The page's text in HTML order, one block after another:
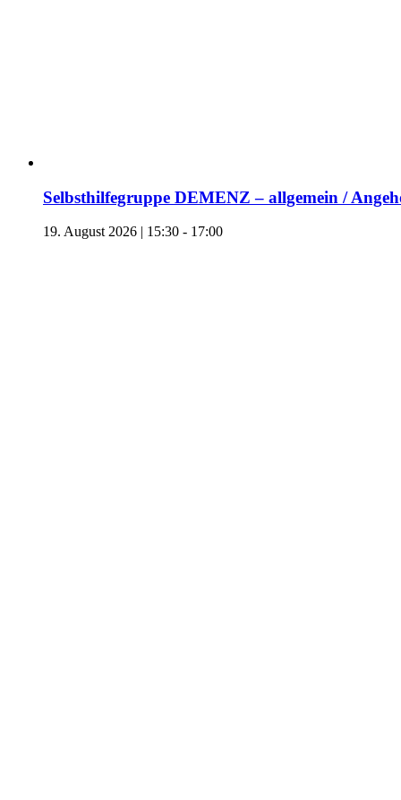
Selbsthilfegruppe DEMENZ – allgemein /
19. August 2026 | 15:30 - 17:00